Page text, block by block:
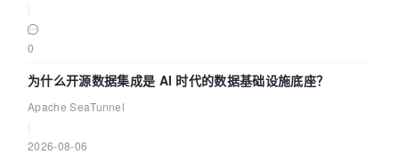
0
为什么开源数据集成是 AI 时代的数据基础设施底座？
Apache SeaTunnel
2026-08-06